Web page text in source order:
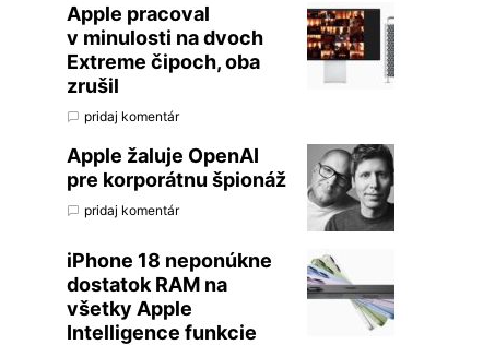
Apple pracoval
v minulosti na dvoch
Extreme čipoch, oba
zrušil
pridaj komentár
Apple žaluje OpenAI
pre korporátnu špionáž
pridaj komentár
iPhone 18 neponúkne
dostatok RAM na
všetky Apple
Intelligence funkcie